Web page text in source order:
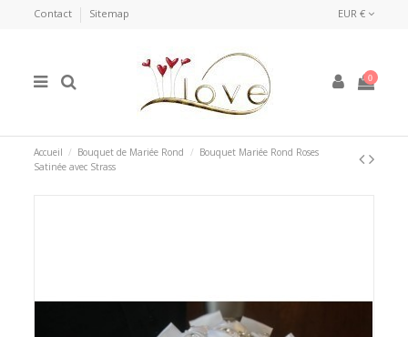
Contact Sitemap EUR €
0
Accueil Bouquet de Mariée Rond
Bouquet Mariée Rond Roses
Satinée avec Strass